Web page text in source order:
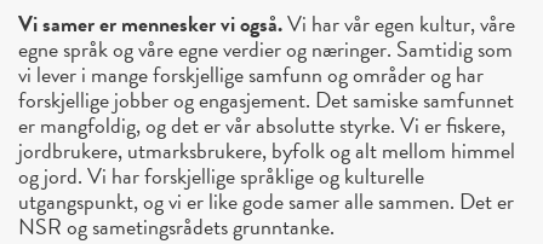
Vi samer er mennesker vi også.Vi har vår egen kultur, våre
egne språk og våre egne verdier og næringer. Samtidig som
vi lever i mange forskjellige samfunn og områder og har
forskjellige jobber og engasjement. Det samiske samfunnet
er mangfoldig, og det er vår absolutte styrke. Vi er fiskere,
jordbrukere, utmarksbrukere, byfolk og alt mellom himmel
og jord. Vi har forskjellige språklige og kulturelle
utgangspunkt, og vi er like gode samer alle sammen. Det er
NSR og sametingsrådets grunntanke.